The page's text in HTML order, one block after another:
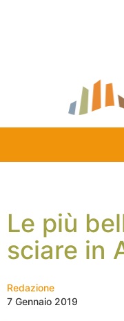
Le più
sciare in
Redazione
7 Gennaio 2019